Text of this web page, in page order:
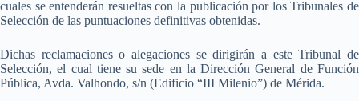
cuales se entenderán resueltas con la publicación por los Tribunales de
Selección de las puntuaciones definitivas obtenidas.
Dichas reclamaciones o alegaciones se dirigirán a este Tribunal de
Selección, el cual tiene su sede en la Dirección General de Función
Pública, Avda. Valhondo, s/n (Edificio “III Milenio”) de Mérida.